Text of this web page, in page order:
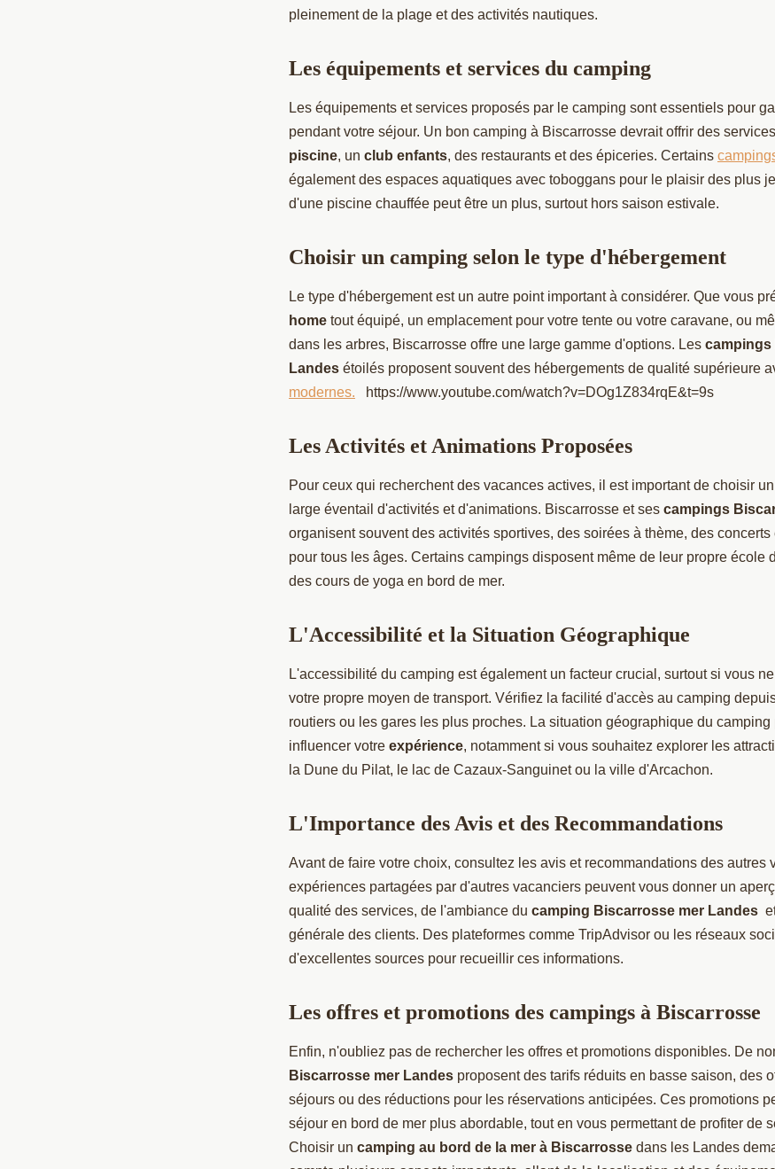
pleinement de la plage et des activités nautiques.
Les équipements et services du camping
Les équipements et services proposés par le camping sont essentiels pour
pendant votre séjour. Un bon camping à Biscarrosse devrait offrir des
piscine, un club enfants, des restaurants et des épiceries. Certains
également des espaces aquatiques avec toboggans pour le plaisir des plus
d'une piscine chauffée peut être un plus, surtout hors saison estivale.
Choisir un camping selon le type d'hébergement
Le type d'hébergement est un autre point important à considérer. Que vous
home tout équipé, un emplacement pour votre tente ou votre caravane, ou
dans les arbres, Biscarrosse offre une large gamme d'options. Les campings
Landes étoilés proposent souvent des hébergements de qualité supérieure
modernes. https://www.youtube.com/watch?v=DOg1Z834rqE&t=9s
Les Activités et Animations Proposées
Pour ceux qui recherchent des vacances actives, il est important de choisir
large éventail d'activités et d'animations. Biscarrosse et ses campings
organisent souvent des activités sportives, des soirées à thème, des concerts
pour tous les âges. Certains campings disposent même de leur propre école
des cours de yoga en bord de mer.
L'Accessibilité et la Situation Géographique
L'accessibilité du camping est également un facteur crucial, surtout si vous
votre propre moyen de transport. Vérifiez la facilité d'accès au camping
routiers ou les gares les plus proches. La situation géographique du
influencer votre expérience, notamment si vous souhaitez explorer les
la Dune du Pilat, le lac de Cazaux-Sanguinet ou la ville d'Arcachon.
L'Importance des Avis et des Recommandations
Avant de faire votre choix, consultez les avis et recommandations des autres
expériences partagées par d'autres vacanciers peuvent vous donner un
qualité des services, de l'ambiance du camping Biscarrosse mer Landes
générale des clients. Des plateformes comme TripAdvisor ou les réseaux
d'excellentes sources pour recueillir ces informations.
Les offres et promotions des campings à Biscarrosse
Enfin, n'oubliez pas de rechercher les offres et promotions disponibles. De
Biscarrosse mer Landes proposent des tarifs réduits en basse saison, des
séjours ou des réductions pour les réservations anticipées. Ces promotions
séjour en bord de mer plus abordable, tout en vous permettant de profiter de
Choisir un camping au bord de la mer à Biscarrosse dans les Landes